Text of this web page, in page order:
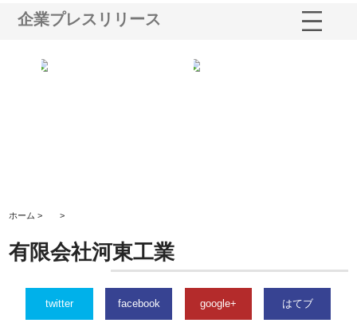
企業プレスリリース
ホーム > >
有限会社河東工業
twitter facebook google+ はてブ